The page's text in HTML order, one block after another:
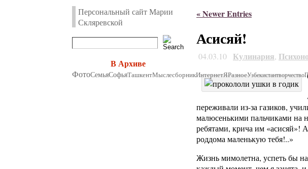
Персональный сайт Марии
Скляревской
В Архиве
ФотоСемьяСофьяТашкентМыслесборникИнтернетЯРазноеУзбекистантворчество
« Newer Entries
Асисяй!
04.03.10 Кулинария,
переживали из-за газиков,
малюсенькими пальчиками на
ребятами, крича им «асисяй»!
роддома маленькую тебя!..»
Жизнь мимолетна, успеть бы